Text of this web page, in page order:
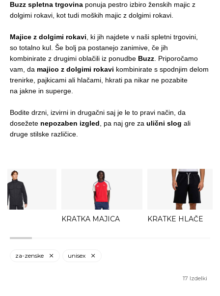
Buzz spletna trgovina ponuja pestro izbiro ženskih majic z
dolgimi rokavi , kot tudi moških majic z dolgimi rokavi
Majice z dolgimi rokavi , ki jih najdete v naši spletni trgovini,
so totalno kul. Še bolj pa postanejo zanimive, če jih
kombinirate z drugimi oblačili iz ponudbe Buzz . Priporočamo
vam, da majico z dolgimi rokavi kombinirate s spodnjim delom
trenirke pajkicami ali hlačami , hkrati pa nikar ne pozabite
na jakne in superge
Bodite drzni, izvirni in drugačni saj je le to pravi način, da
dosežete nepozaben izgled , pa naj gre za ulični slog ali
druge stilske različice.
KRATKA MAJICA KRATKE HLAČE
za-zenske unisex
17 Izdelki